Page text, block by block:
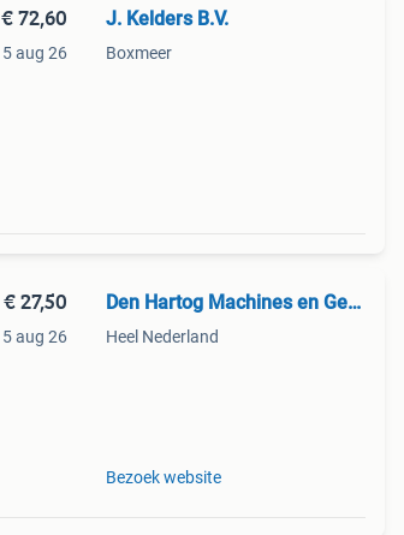
€ 72,60
5 aug 26
J. Kelders B.V.
Boxmeer
€ 27,50
5 aug 26
Den Hartog Machines en Gereedschappen
Heel Nederland
Bezoek website